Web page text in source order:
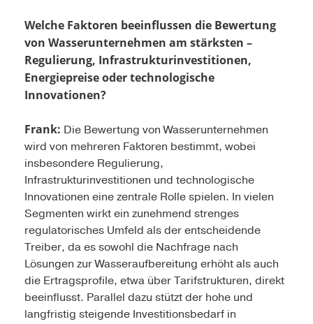
Welche Faktoren beeinflussen die Bewertung
von Wasserunternehmen am stärksten –
Regulierung, Infrastrukturinvestitionen,
Energiepreise oder technologische
Innovationen?
Frank: Die Bewertung von Wasserunternehmen
wird von mehreren Faktoren bestimmt, wobei
insbesondere Regulierung,
Infrastrukturinvestitionen und technologische
Innovationen eine zentrale Rolle spielen. In vielen
Segmenten wirkt ein zunehmend strenges
regulatorisches Umfeld als der entscheidende
Treiber, da es sowohl die Nachfrage nach
Lösungen zur Wasseraufbereitung erhöht als auch
die Ertragsprofile, etwa über Tarifstrukturen, direkt
beeinflusst. Parallel dazu stützt der hohe und
langfristig steigende Investitionsbedarf in